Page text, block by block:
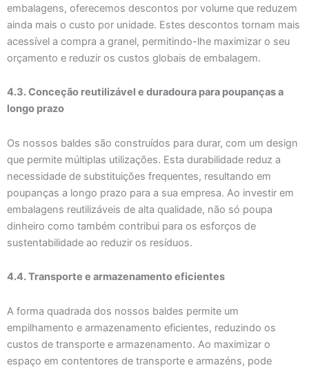
embalagens, oferecemos descontos por volume que reduzem
ainda mais o custo por unidade. Estes descontos tornam mais
acessível a compra a granel, permitindo-lhe maximizar o seu
orçamento e reduzir os custos globais de embalagem.
4.3. Conceção reutilizável e duradoura para poupanças a
longo prazo
Os nossos baldes são construídos para durar, com um design
que permite múltiplas utilizações. Esta durabilidade reduz a
necessidade de substituições frequentes, resultando em
poupanças a longo prazo para a sua empresa. Ao investir em
embalagens reutilizáveis de alta qualidade, não só poupa
dinheiro como também contribui para os esforços de
sustentabilidade ao reduzir os resíduos.
4.4. Transporte e armazenamento eficientes
A forma quadrada dos nossos baldes permite um
empilhamento e armazenamento eficientes, reduzindo os
custos de transporte e armazenamento. Ao maximizar o
espaço em contentores de transporte e armazéns, pode